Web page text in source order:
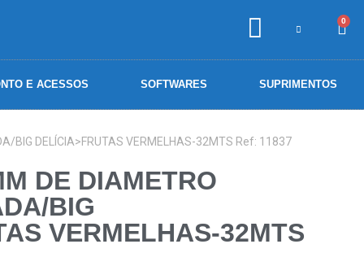
0
E ACESSOS SOFTWARES SUPRIMENTOS
BIG DELÍCIA>FRUTAS VERMELHAS-32MTS Ref: 11837
DE DIAMETRO
BIG
VERMELHAS-32MTS